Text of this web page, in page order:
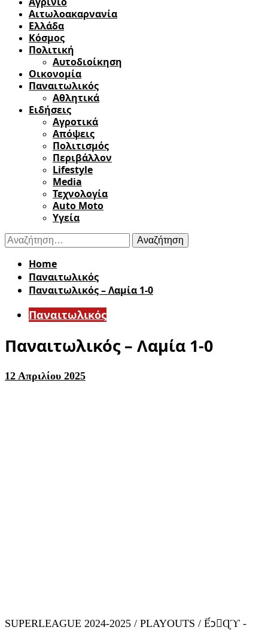
Αιτωλοακαρνανία
Ελλάδα
Κόσμος
Πολιτική
Αυτοδιοίκηση
Οικονομία
Παναιτωλικός
Αθλητικά
Ειδήσεις
Αγροτικά
Απόψεις
Πολιτισμός
Περιβάλλον
Lifestyle
Media
Τεχνολογία
Auto Moto
Υγεία
Αναζήτηση
για:
Home
Παναιτωλικός
Παναιτωλικός – Λαμία 1-0
Παναιτωλικός
Παναιτωλικός – Λαμία 1-0
12 Απριλίου 2025
SUPERLEAGUE 2024-2025 / PLAYOUTS / Ё́ɔًɊϓ -